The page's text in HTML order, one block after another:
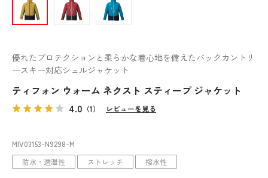
優れたプロテクションと柔らかな着心地を備えたバックカントリ
ースキー対応シェルジャケット
ティフォン ウォーム ネクスト スティープ ジャケット
4.0 （1） レビューを見る
MIV03153-N9298-M
防水・透湿性 ストレッチ 撥水性